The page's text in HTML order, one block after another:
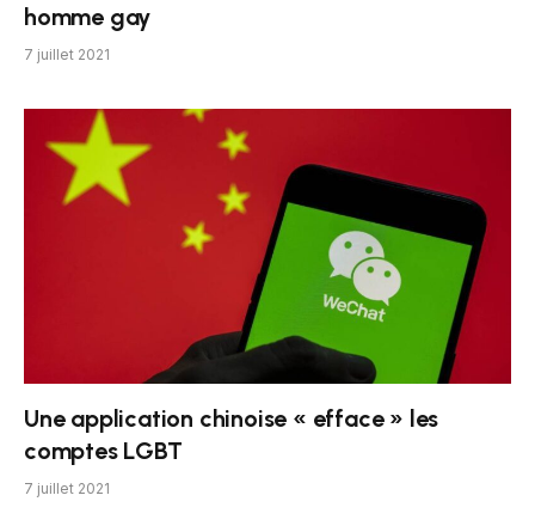
homme gay
7 juillet 2021
Une application chinoise « efface » les
comptes LGBT
7 juillet 2021